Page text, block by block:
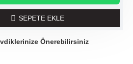
SEPETE EKLE
Önerebilirsiniz